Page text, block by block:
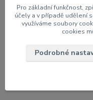
Zboží zařazeno v
1:18 Motocykly
Pro základní funkčnost,
účely a v případě udělení
využíváme soubory
cookies
Podrobné